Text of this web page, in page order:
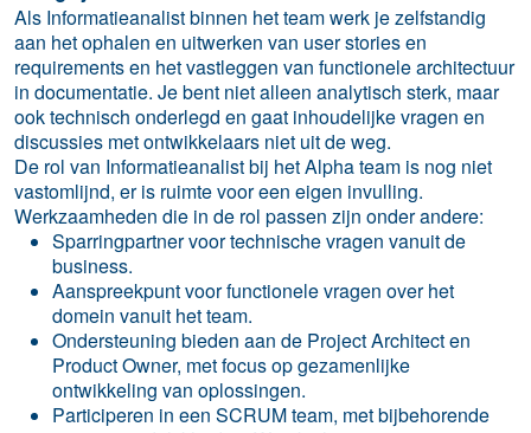
Als Informatieanalist binnen het team werk je zelfstandig
aan het ophalen en uitwerken van user stories en
requirements en het vastleggen van functionele architectuur
in documentatie. Je bent niet alleen analytisch sterk, maar
ook technisch onderlegd en gaat inhoudelijke vragen en
discussies met ontwikkelaars niet uit de weg.
De rol van Informatieanalist bij het Alpha team is nog niet
vastomlijnd, er is ruimte voor een eigen invulling.
Werkzaamheden die in de rol passen zijn onder andere:
Sparringpartner voor technische vragen vanuit de
business.
Aanspreekpunt voor functionele vragen over het
domein vanuit het team.
Ondersteuning bieden aan de Project Architect en
Product Owner, met focus op gezamenlijke
ontwikkeling van oplossingen.
Participeren in een SCRUM team, met bijbehorende